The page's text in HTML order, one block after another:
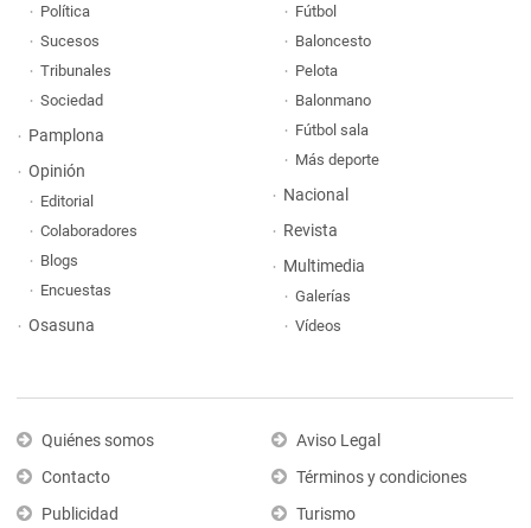
Política
Sucesos
Tribunales
Sociedad
Pamplona
Opinión
Editorial
Colaboradores
Blogs
Encuestas
Osasuna
Fútbol
Baloncesto
Pelota
Balonmano
Fútbol sala
Más deporte
Nacional
Revista
Multimedia
Galerías
Vídeos
Quiénes somos
Contacto
Publicidad
Aviso Legal
Términos y condiciones
Turismo